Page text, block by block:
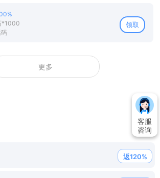
*1000
领取
更多
返120%
客服
咨询